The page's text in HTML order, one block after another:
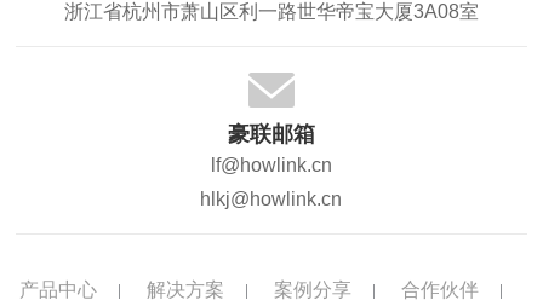
浙江省杭州市萧山区利一路世华帝宝大厦3A08室
豪联邮箱
lf@howlink.cn
hlkj@howlink.cn
产品中心 解决方案 案例分享
合作伙伴